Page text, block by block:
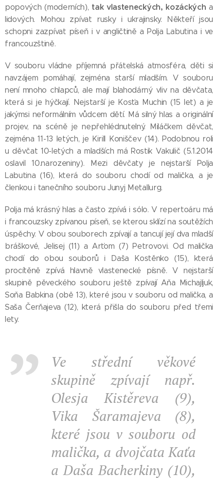
popových (moderních), tak vlasteneckých, kozáckých a
lidových. Mohou zpívat rusky i ukrajinsky. Někteří jsou
schopni zazpívat píseň i v angličtině a Polja Labutina i ve
francouzštině.
V souboru vládne příjemná přátelská atmosféra, děti si
navzájem pomáhají, zejména starší mladším. V souboru
není mnoho chlapců, ale mají blahodárný vliv na děvčata,
která si je hýčkají. Nejstarší je Kosťa Muchin (15 let) a je
jakýmsi neformálním vůdcem dětí. Má silný hlas a originální
projev, na scéně je nepřehlédnutelný. Miláčkem děvčat,
zejména 11-13 letých, je Kirill Koniščev (14). Podobnou roli
u děvčat 10-letých a mladších má Rostik Vakulič (5.1.2014
oslavil 10.narozeniny). Mezi děvčaty je nejstarší Polja
Labutina (16), která do souboru chodí od malička, a je
členkou i tanečního souboru Junyj Metallurg.
Polja má krásný hlas a často zpívá i sólo. V repertoáru má
i francouzsky zpívanou píseň, se kterou sklízí na soutěžích
úspěchy. V obou souborech zpívají a tancují její dva mladší
bráškové, Jelisej (11) a Arťom (7) Petrovovi. Od malička
chodí do obou souborů i Daša Kostěnko (15), která
procítěně zpívá hlavně vlastenecké písně. V nejstarší
skupině pěveckého souboru ještě zpívají Aňa Michajljuk,
Soňa Babkina (obě 13), které jsou v souboru od malička, a
Saša Čerňajeva (12), která přišla do souboru před třemi
lety.
Ve střední věkové
skupině zpívají např.
Olesja Kistěreva (9),
Vika Šaramajeva (8),
které jsou v souboru od
malička, a dvojčata Kaťa
a Daša Bacherkiny (10),